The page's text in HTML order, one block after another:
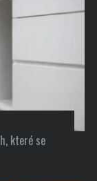
které se